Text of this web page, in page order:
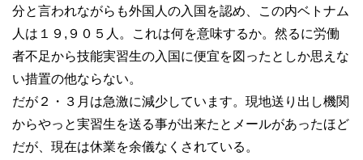
分と言われながらも外国人の入国を認め、この内ベトナム
人は１９,９０５人。これは何を意味するか。然るに労働
者不足から技能実習生の入国に便宜を図ったとしか思えな
い措置の他ならない。
だが２・３月は急激に減少しています。現地送り出し機関
からやっと実習生を送る事が出来たとメールがあったほど
だが、現在は休業を余儀なくされている。